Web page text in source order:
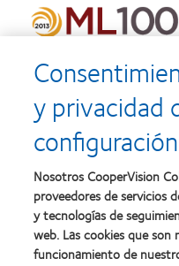
y privacidad
Nosotros CooperVision
proveedores de servicios
y tecnologías de
web. Las cookies que son
funcionamiento de